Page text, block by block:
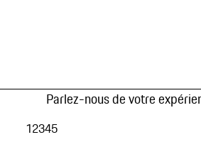
Parlez-nous de votre
12345